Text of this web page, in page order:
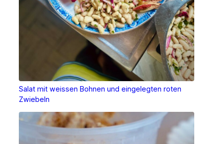
Salat mit weissen Bohnen und eingelegten roten
Zwiebeln